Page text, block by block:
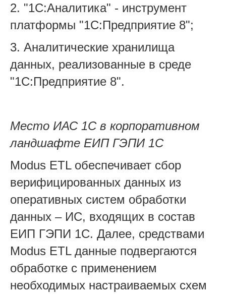
2. "1С:Аналитика" - инструмент
платформы "1С:Предприятие 8";
3. Аналитические хранилища
данных, реализованные в среде
"1С:Предприятие 8".
Место ИАС 1С в корпоративном
ландшафте ЕИП ГЭПИ 1С
Modus ETL обеспечивает сбор
верифицированных данных из
оперативных систем обработки
данных – ИС, входящих в состав
ЕИП ГЭПИ 1С. Далее, средствами
Modus ETL данные подвергаются
обработке с применением
необходимых настраиваемых схем